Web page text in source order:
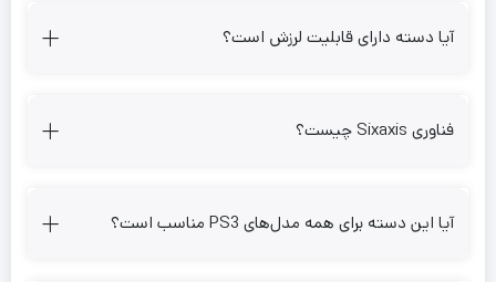
آیا دسته دارای قابلیت لرزش است؟
فناوری Sixaxis چیست؟
آیا این دسته برای همه مدل‌های PS3 مناسب است؟